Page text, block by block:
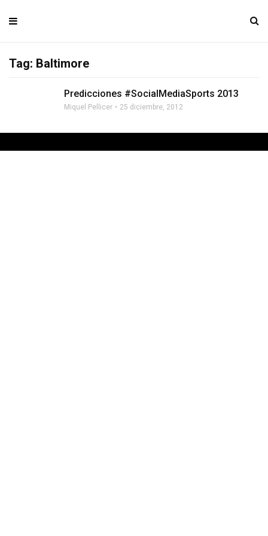
Tag: Baltimore
Predicciones #SocialMediaSports 2013
Miquel Pellicer 25 diciembre, 2012